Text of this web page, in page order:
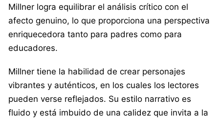
Millner logra equilibrar el análisis crítico con el
afecto genuino, lo que proporciona una perspectiva
enriquecedora tanto para padres como para
educadores.
Millner tiene la habilidad de crear personajes
vibrantes y auténticos, en los cuales los lectores
pueden verse reflejados. Su estilo narrativo es
fluido y está imbuido de una calidez que invita a la